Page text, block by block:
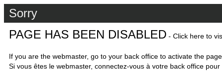
Sorry
PAGE HAS BEEN DISABLED - Click here to
If you are the webmaster, go to your back office to activate the
Si vous êtes le webmaster, connectez-vous à votre back office